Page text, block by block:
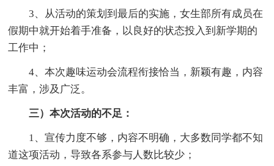
3、从活动的策划到最后的实施，女生部所有成员在
假期中就开始着手准备，以良好的状态投入到新学期的
工作中；
4、本次趣味运动会流程衔接恰当，新颖有趣，内容
丰富，涉及广泛。
三）本次活动的不足：
1、宣传力度不够，内容不明确，大多数同学都不知
道这项活动，导致各系参与人数比较少；